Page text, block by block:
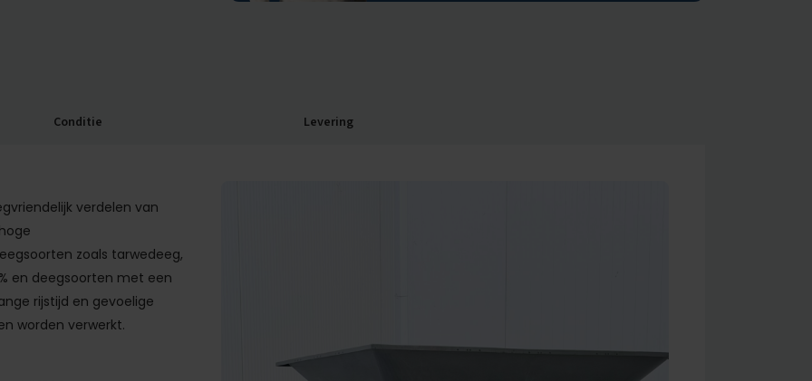
Conditie Levering
verdelen van
zoals tarwedeeg,
en deegsoorten met een
rijstijd en gevoelige
worden verwerkt.